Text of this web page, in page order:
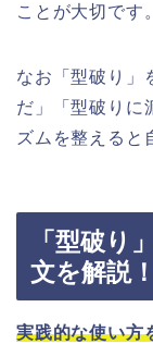
ことが大切です。
なお「型破り」
だ」「型破りに
ズムを整えると
「型破り
文を解説！
実践的な使い方